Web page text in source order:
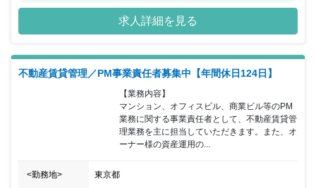
ので、ご自身の力で企業を大きくしたい、また組織づくりから関わ
りたいというお考えの方にピッタリです。
求人詳細を見る
不動産賃貸管理／PM事業責任者募集中【年間休日124日】
【業務内容】
マンション、オフィスビル、商業ビル等のPM
業務に関する事業責任者として、不動産賃貸管
理業務を主に担当していただきます。また、オ
ーナー様の資産運用の...
<勤務地> 東京都